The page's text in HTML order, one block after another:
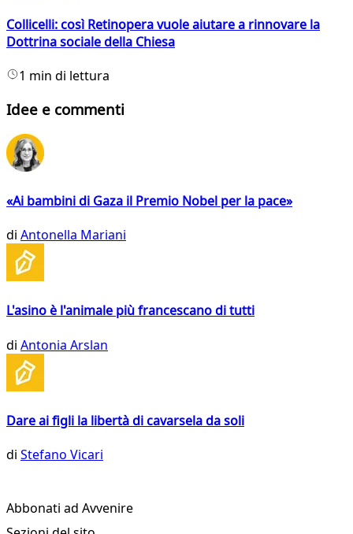
Collicelli: così Retinopera vuole aiutare a rinnovare la
Dottrina sociale della Chiesa
1 min di lettura
Idee e commenti
«Ai bambini di Gaza il Premio Nobel per la pace»
di Antonella Mariani
L'asino è l'animale più francescano di tutti
di Antonia Arslan
Dare ai figli la libertà di cavarsela da soli
di Stefano Vicari
Abbonati ad Avvenire